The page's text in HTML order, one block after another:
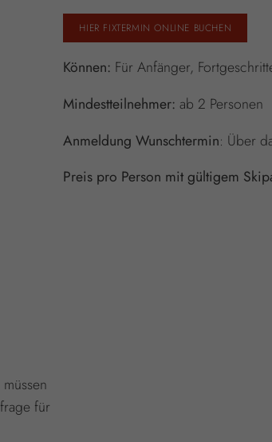
HIER FIXTERMIN ONLINE BUCHEN
Können: Für Anfänger,
Mindestteilnehmer: ab 2 Personen
Anmeldung Wunschtermin: Über
Preis pro Person mit gültigem
für